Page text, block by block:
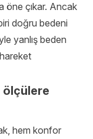
öne çıkar. Ancak
doğru bedeni
yanlış beden
ölçülere
hem konfor